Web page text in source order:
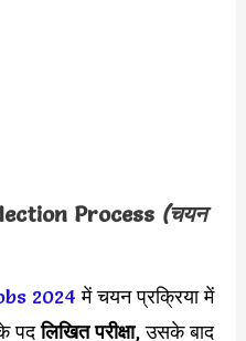
Process (चयन
2024 में चयन प्रक्रिया में
पदलिखित परीक्षा, उसके बाद